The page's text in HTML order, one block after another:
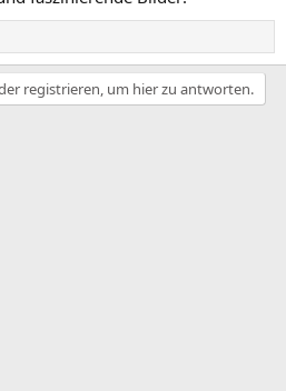
registrieren, um hier zu antworten.